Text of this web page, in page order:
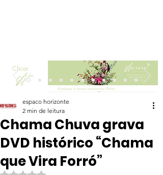
Clicar
Chama Chuva grava
DVD histórico “Chama
que Vira Forró”
espaco horizonte
2 min de leitura